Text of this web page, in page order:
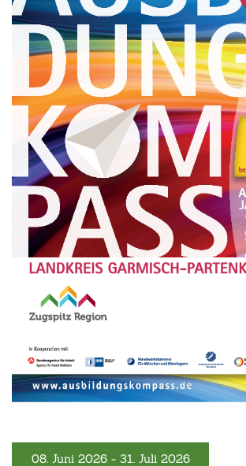
08. Juni 2026 - 31. Juli 2026